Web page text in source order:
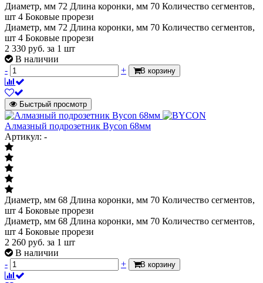
Диаметр, мм 72 Длина коронки, мм 70 Количество сегментов,
шт 4 Боковые прорези
Диаметр, мм 72 Длина коронки, мм 70 Количество сегментов,
шт 4 Боковые прорези
2 330 руб. за 1 шт
В наличии
-
+ В корзину
Быстрый просмотр
Алмазный подрозетник Bycon 68мм
Артикул: -
Диаметр, мм 68 Длина коронки, мм 70 Количество сегментов,
шт 4 Боковые прорези
Диаметр, мм 68 Длина коронки, мм 70 Количество сегментов,
шт 4 Боковые прорези
2 260 руб. за 1 шт
В наличии
-
+ В корзину